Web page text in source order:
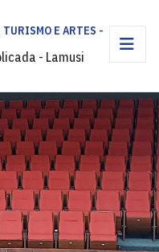
TURISMO E ARTES -
- Lamusi